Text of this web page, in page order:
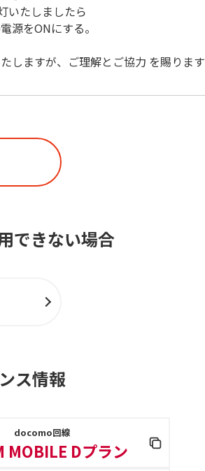
いたしましたら
をONにする。
しますが、ご理解とご協力 を賜ります
できない場合
ス情報
docomo回線
MOBILE Dプラン